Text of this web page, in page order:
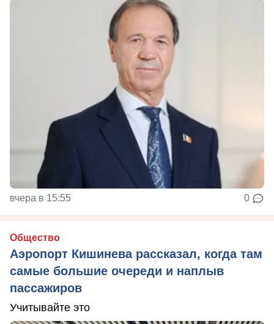
вчера в 15:55 0
Общество
Аэропорт Кишинева рассказал, когда там
самые большие очереди и наплыв
пассажиров
Учитывайте это